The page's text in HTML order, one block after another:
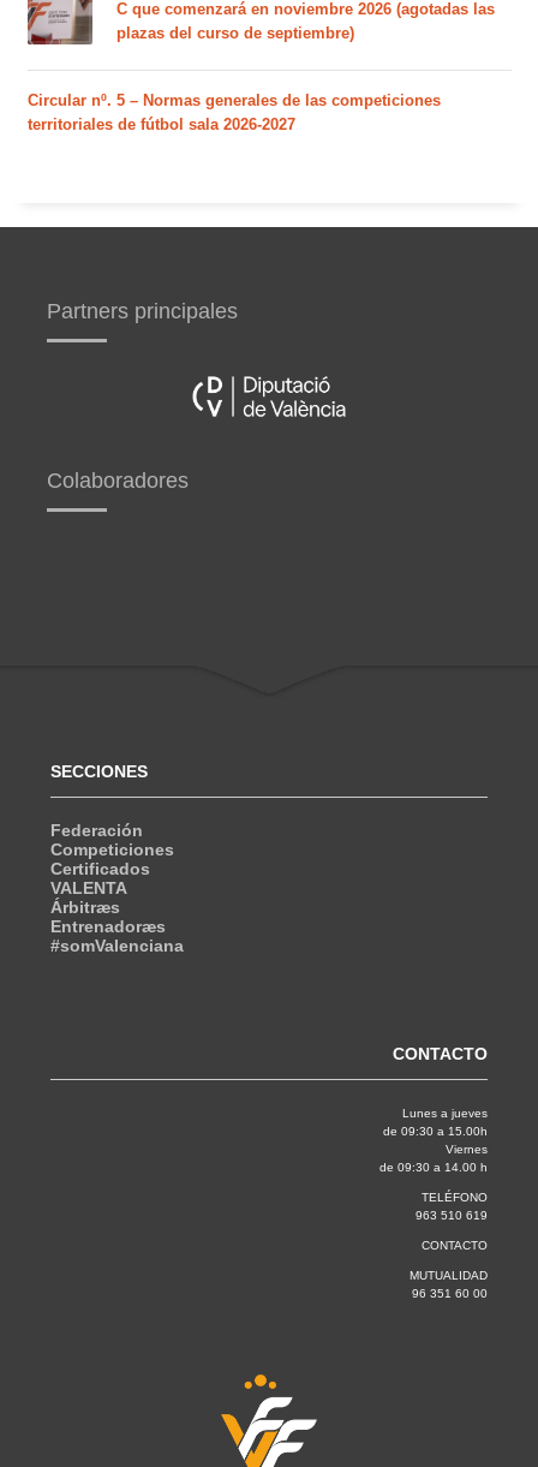
C que comenzará en noviembre 2026 (agotadas las
plazas del curso de septiembre)
Circular nº. 5 – Normas generales de las competiciones
territoriales de fútbol sala 2026-2027
Partners principales
Colaboradores
SECCIONES
Federación
Competiciones
Certificados
VALENTA
Árbitræs
Entrenadoræs
#somValenciana
CONTACTO
Lunes a jueves
de 09:30 a 15.00h
Viernes
de 09:30 a 14.00 h
TELÉFONO
963 510 619
CONTACTO
MUTUALIDAD
96 351 60 00